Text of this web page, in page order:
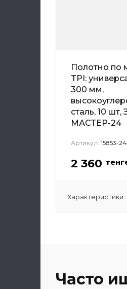
Полотно по
TPI:
300 мм,
сталь, 10 шт,
МАСТЕР-24
Артикул: 15853-
2 360
Характеристики
Часто